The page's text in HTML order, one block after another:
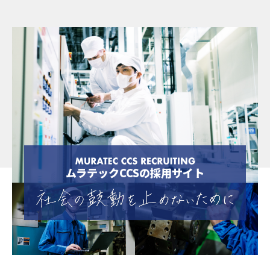
ムラテックCCSの採用サイト